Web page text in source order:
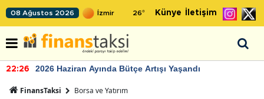
08 Ağustos 2026 26° Künye İletişim
22:26 2026 Haziran Ayında Bütçe Artışı Yaşandı
FinansTaksi Borsa ve Yatırım